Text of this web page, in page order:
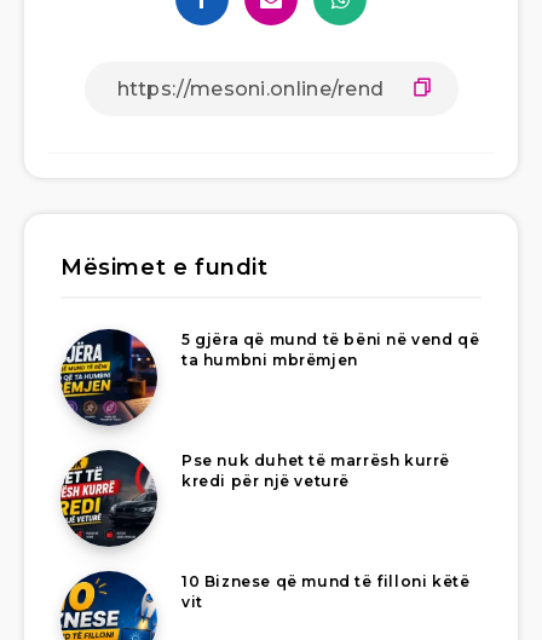
Mësimet e fundit
5 gjëra që mund të bëni në vend që
ta humbni mbrëmjen
Pse nuk duhet të marrësh kurrë
kredi për një veturë
10 Biznese që mund të filloni këtë
vit